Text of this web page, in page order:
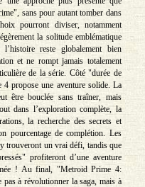
sans pour autant tomber dans
pourront diviser, notamment
la solitude emblématique
reste globalement bien
et ne rompt jamais totalement
de la série. Côté "durée de
propose une aventure solide. La
être bouclée sans traîner, mais
dans l’exploration complète, la
la recherche des secrets et
pourcentage de complétion. Les
trouveront un vrai défi, tandis que
profiteront d’une aventure
! Au final, "Metroid Prime 4:
pas à révolutionner la saga, mais à